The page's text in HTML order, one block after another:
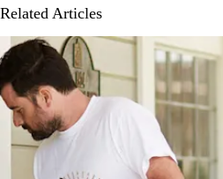
Related Articles